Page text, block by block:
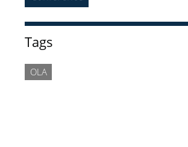
Tags
OLA